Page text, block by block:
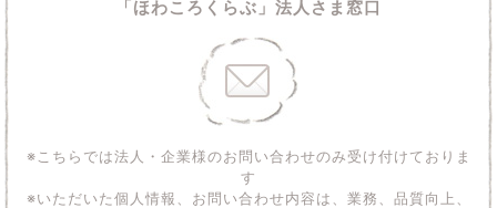
「ほわころくらぶ」法人さま窓口
※こちらでは法人・企業様のお問い合わせのみ受け付けておりま
す
※いただいた個人情報、お問い合わせ内容は、業務、品質向上、